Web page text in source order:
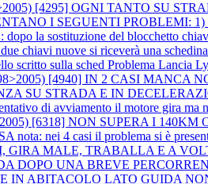
[4295] OGNI TANTO SU
I SEGUENTI PROBLEMI:
la sostituzione del blocchetto
chiavi nuove si riceverà una
scritto sulla sched Problema Lancia
[4940] IN 2 CASI MANCA
SU STRADA E IN
di avviamento il motore gira ma
[6318] NON SUPERA I
nei 4 casi il problema si è
MALE, TRABALLA E A
DOPO UNA BREVE
ABITACOLO LATO GUIDA